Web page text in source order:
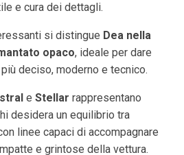
e cura dei dettagli.
si distingue Dea nella
opaco, ideale per dare
deciso, moderno e tecnico.
eStellar rappresentano
desidera un equilibrio tra
linee capaci di accompagnare
e grintose della vettura.